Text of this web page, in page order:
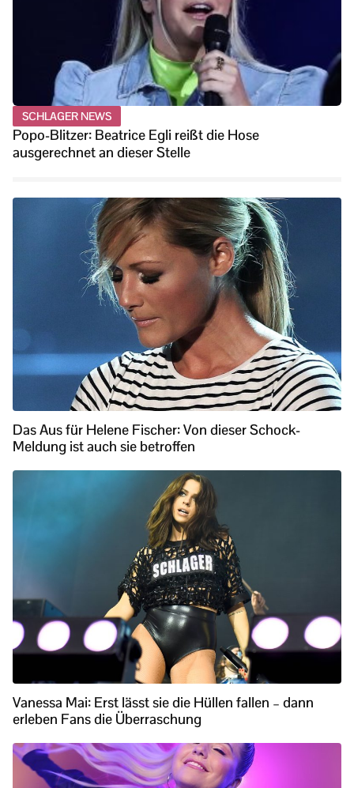
SCHLAGER NEWS
Popo-Blitzer: Beatrice Egli reißt die Hose
ausgerechnet an dieser Stelle
Das Aus für Helene Fischer: Von dieser Schock-
Meldung ist auch sie betroffen
Vanessa Mai: Erst lässt sie die Hüllen fallen – dann
erleben Fans die Überraschung